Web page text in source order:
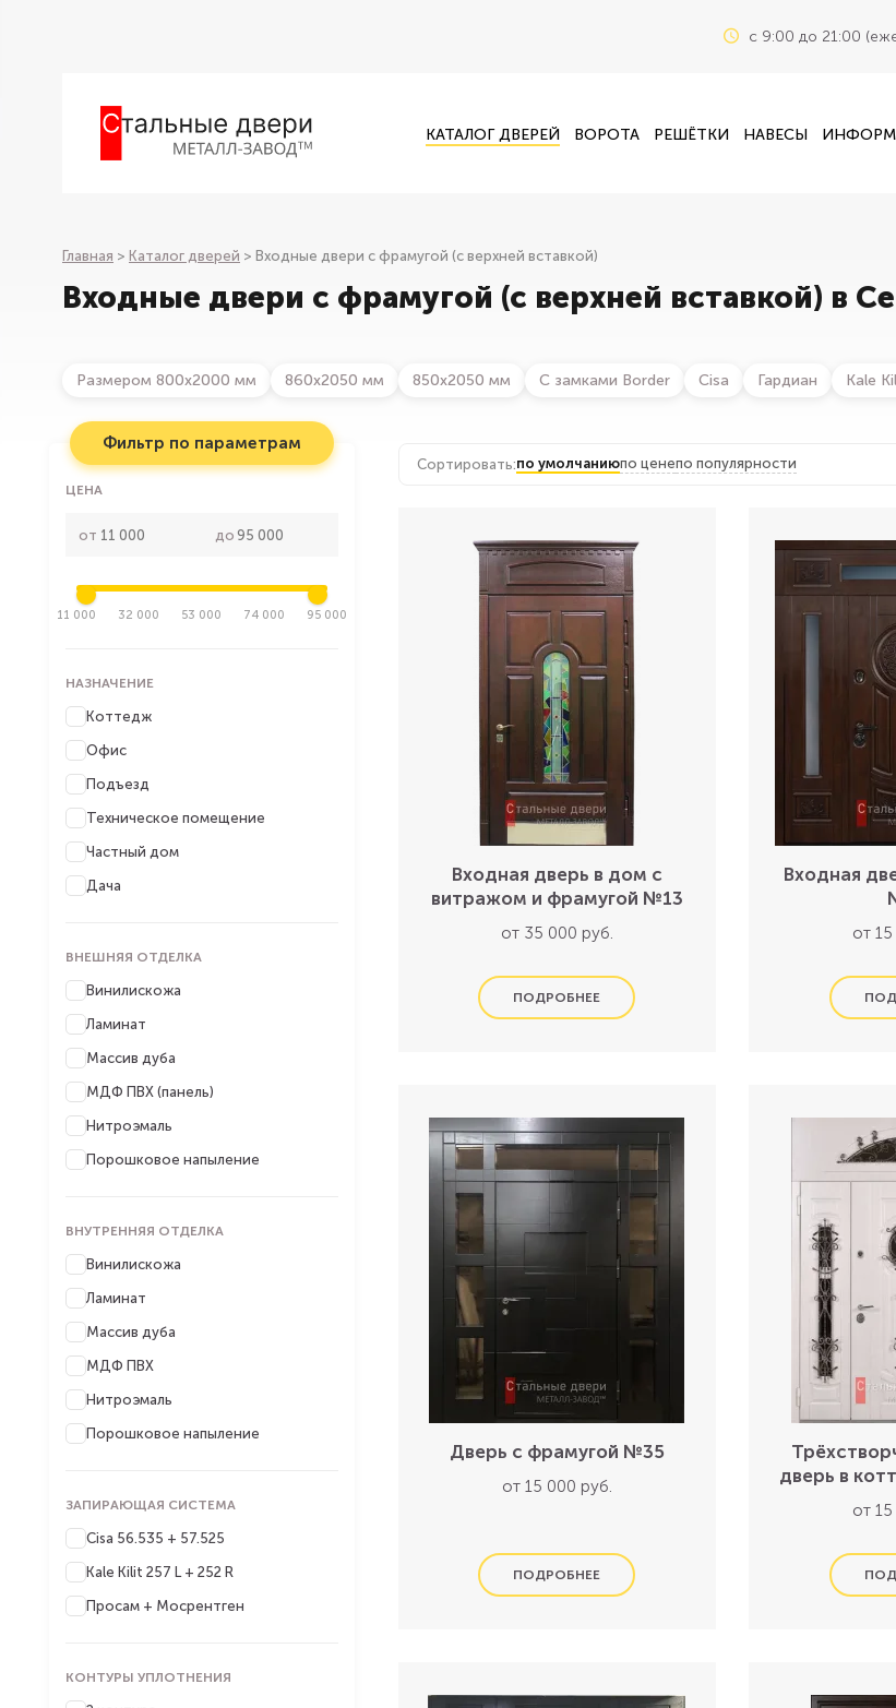
c 9:00 до 21:00
КАТАЛОГ ДВЕРЕЙ ВОРОТА РЕШЁТКИ НАВЕСЫ
Главная > Каталог дверей > Входные двери с фрамугой (с верхней вставкой)
Входные двери с фрамугой (с верхней вставкой) в
Размером 800х2000 мм 860х2050 мм 850х2050 мм С замками Border Cisa Гардиан Kale
Фильтр по параметрам
ЦЕНА
от до
11 000 32 000 53 000 74 000 95 000
НАЗНАЧЕНИЕ
Коттедж
Офис
Подъезд
Техническое помещение
Частный дом
Дача
ВНЕШНЯЯ ОТДЕЛКА
Винилискожа
Ламинат
Массив дуба
МДФ ПВХ (панель)
Нитроэмаль
Порошковое напыление
ВНУТРЕННЯЯ ОТДЕЛКА
Винилискожа
Ламинат
Массив дуба
МДФ ПВХ
Нитроэмаль
Порошковое напыление
ЗАПИРАЮЩАЯ СИСТЕМА
Cisa 56.535 + 57.525
Kale Kilit 257 L + 252 R
Просам + Мосрентген
КОНТУРЫ УПЛОТНЕНИЯ
Сортировать:по умолчаниюпо ценепо популярности
Входная дверь в дом с
витражом и фрамугой №13
от 35 000 руб.
Входная
от
Дверь с фрамугой №35
от 15 000 руб.
дверь в
от